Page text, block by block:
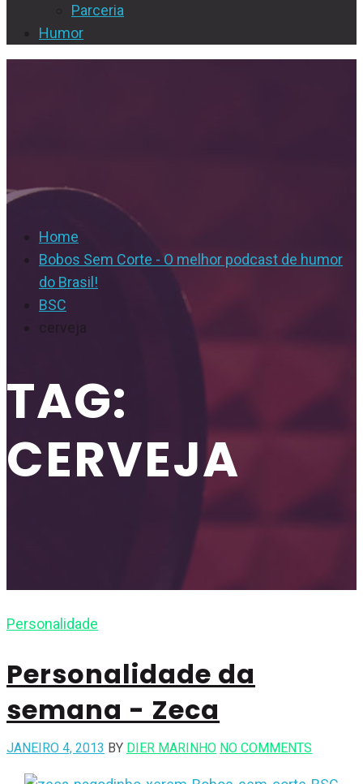
Parceria
Humor
Home
Bobos Sem Corte - O melhor podcast de humor
do Brasil!
BSC
cerveja
TAG:
CERVEJA
Personalidade
Personalidade da
semana - Zeca
JANEIRO 4, 2013 BY DIER MARINHO NO COMMENTS